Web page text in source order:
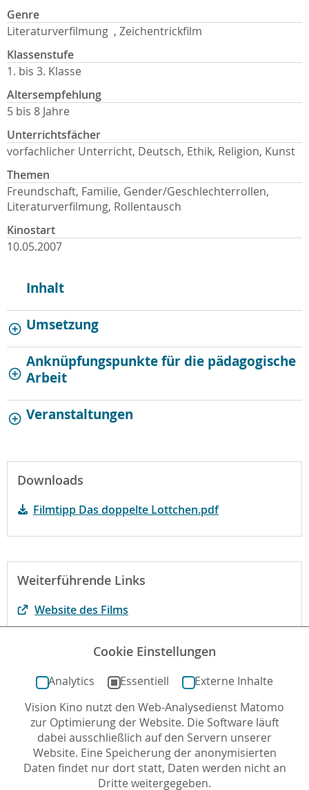
Genre
Literaturverfilmung , Zeichentrickfilm
Klassenstufe
1. bis 3. Klasse
Altersempfehlung
5 bis 8 Jahre
Unterrichtsfächer
vorfachlicher Unterricht, Deutsch, Ethik, Religion, Kunst
Themen
Freundschaft, Familie, Gender/Geschlechterrollen,
Literaturverfilmung, Rollentausch
Kinostart
10.05.2007
Inhalt
Umsetzung
Anknüpfungspunkte für die pädagogische
Arbeit
Veranstaltungen
Downloads
Filmtipp Das doppelte Lottchen.pdf
Weiterführende Links
Website des Films
Der Film bei filmportal.de
Autor*in: Stefanie Schlüter , 26.04.2007 , letzte
Aktualisierung: 05.05.2020
Cookie Einstellungen
Analytics Essentiell
Externe Inhalte
Vision Kino nutzt den Web-Analysedienst Matomo
zur Optimierung der Website. Die Software läuft
dabei ausschließlich auf den Servern unserer
Website. Eine Speicherung der anonymisierten
Daten findet nur dort statt, Daten werden nicht an
Dritte weitergegeben.